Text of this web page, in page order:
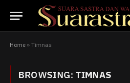
Home » Timnas
BROWSING: TIMNAS